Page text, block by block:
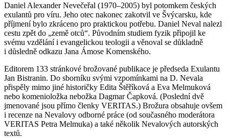
Daniel Alexander Nevečeřal (1970–2005) byl potomkem českých
exulantů pro víru. Jeho otec nakonec zakotvil ve Švýcarsku, kde
příjmení bylo zkráceno pro praktickou potřebu. Daniel Neval nalezl
cestu zpět do „země otců“. Původním studiem fyzik připojil ke
svému vzdělání i evangelickou teologii a věnoval se důkladně
i důsledně odkazu Jana Ámose Komenského.
Editorem 133 stránkové brožované publikace je předseda Exulantu
Jan Bistranin. Do sborníku svými vzpomínkami na D. Nevala
přispěly mimo jiné historičky Edita Štěříková a Eva Melmuková
nebo komenioložka nebožka Dagmar Čapková. (Poslední dvě
jmenované jsou přímo členky VERITAS.) Brožura obsahuje ovšem
i recenze na Nevalovy odborné práce (od současného moderátora
VERITAS Petra Melmuka) a také několik Nevalových autorských
textů.